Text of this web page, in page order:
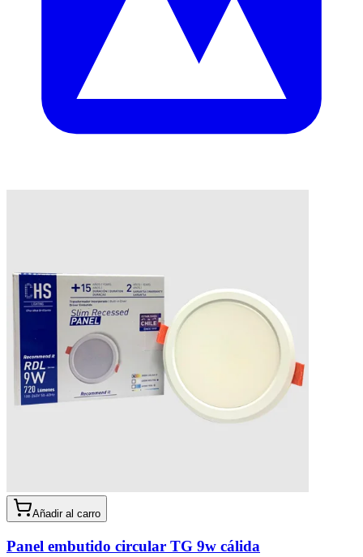
Añadir al carro
Panel embutido circular TG 9w cálida